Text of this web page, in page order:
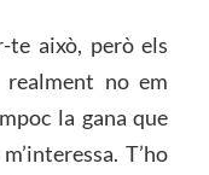
te això, però els
realment no em
la gana que
T’ho